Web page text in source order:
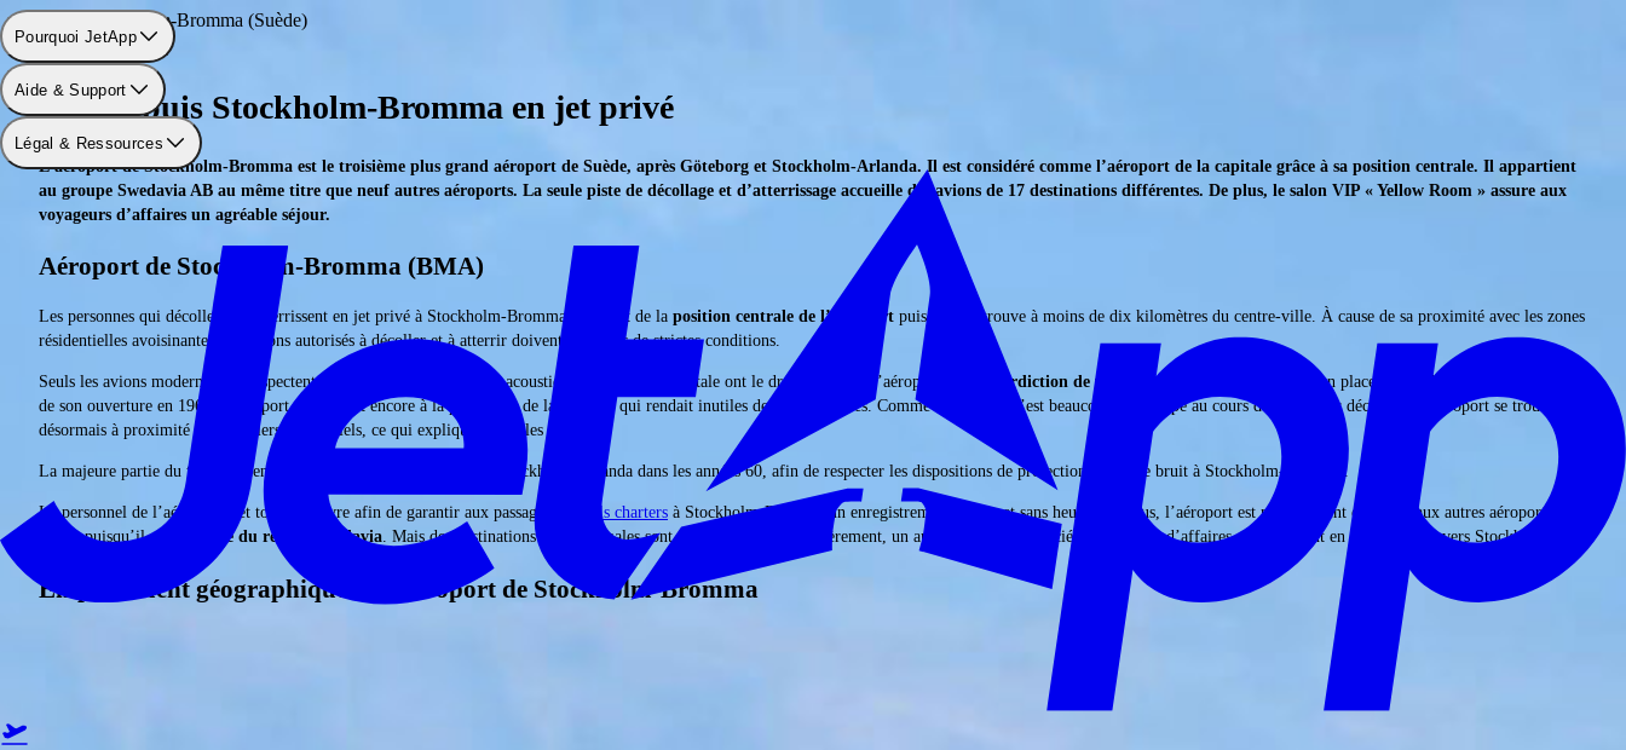
Pourquoi JetApp
Aide & Support
Légal & Ressources
Aéroport: Stockholm-Bromma (Suède)
Vols depuis Stockholm-Bromma en jet privé
L’aéroport de Stockholm-Bromma est le troisième plus grand aéroport de Suède, après Göteborg et Stockholm-Arlanda. Il est considéré comme l’aéroport de la capitale grâce à sa position centrale. Il appartient
au groupe Swedavia AB au même titre que neuf autres aéroports. La seule piste de décollage et d’atterrissage accueille des avions de 17 destinations différentes. De plus, le salon VIP « Yellow Room » assure aux
voyageurs d’affaires un agréable séjour.
Aéroport de Stockholm-Bromma (BMA)
Les personnes qui décollent ou atterrissent en jet privé à Stockholm-Bromma profitent de la position centrale de l’aéroport puisqu’il se trouve à moins de dix kilomètres du centre-ville. À cause de sa proximité avec les zones
résidentielles avoisinantes, les avions autorisés à décoller et à atterrir doivent respecter de strictes conditions.
Seuls les avions modernes qui respectent les normes de certification acoustique et environnementale ont le droit d’utiliser l’aéroport. Une interdiction de vol
de nuit a également été mise en place à Stockholm-Bromma. Lors
de son ouverture en 1963, l’aéroport se trouvait encore à la périphérie de la ville, ce qui rendait inutiles de telles mesures. Comme Stockholm s’est beaucoup développé au cours des dernières décennies, l’aéroport se trouve
désormais à proximité des quartiers résidentiels, ce qui explique les règles actuelles.
La majeure partie du trafic aérien était redirigée vers l’aéroport de Stockholm-Arlanda dans les années 60, afin de respecter les dispositions de protection contre le bruit à Stockholm-Bromma.
Le personnel de l’aéroport met tout en œuvre afin de garantir aux passagers de vols charters à Stockholm-Bromma un enregistrement rapide et sans heurts. De plus, l’aéroport est parfaitement connecté aux autres aéroports de
Suède puisqu’il est
membre du réseau Swedavia. Mais des destinations internationales sont aussi desservies régulièrement, un autre avantage apprécié des hommes d’affaires qui voyagent en jet d’affaires vers Stockholm.
Emplacement géographique de l’aéroport de Stockholm-Bromma